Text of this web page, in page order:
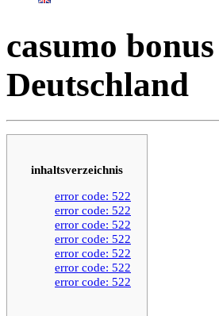
casumo
Deutschland
inhaltsverzeichnis
error code: 522
error code: 522
error code: 522
error code: 522
error code: 522
error code: 522
error code: 522